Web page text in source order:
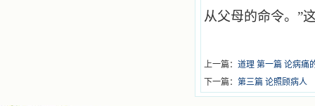
从父母的命令。”
上一篇： 道理 第一篇 论病痛
下一篇： 第三篇 论照顾病人